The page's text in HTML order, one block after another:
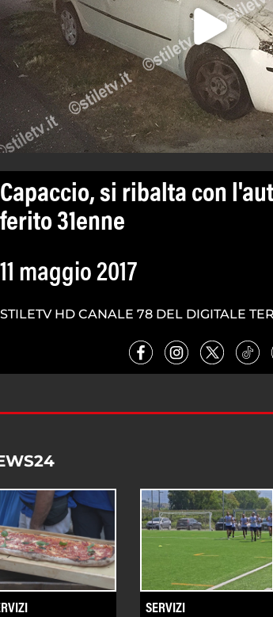
Capaccio, si ribalta con
ferito 31enne
11 maggio 2017
STILETV HD CANALE 78 DEL DIGITALE
SERVIZI